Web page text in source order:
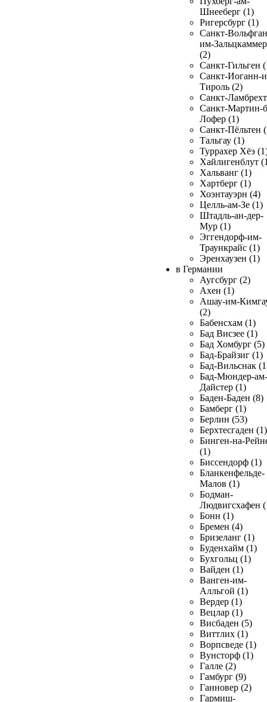
Шнееберг (1)
Ригерсбург (1)
Санкт-
им-
(2)
Санкт-Гильген
Санкт-Иоганн-
Тироль (2)
Санкт-
Санкт-Мартин-
Лофер (1)
Санкт-Пёльтен
Тальгау (1)
Туррахер Хёэ
Хайлигенблут
Хальванг (1)
Хартберг (1)
Хоэнтауэрн (4)
Целль-ам-Зе (1)
Штадль-ан-дер-
Мур (1)
Эггендорф-им-
Траункрайс (1)
Эренхаузен (1)
в Германии
Аугсбург (2)
Ахен (1)
Ашау-им-
(2)
Бабенсхам (1)
Бад Висзее (1)
Бад Хомбург (5)
Бад-Брайзиг (1)
Бад-Вильснак
Бад-Мюндер-ам-
Дайстер (1)
Баден-Баден (8)
Бамберг (1)
Берлин (53)
Берхтесгаден (1)
Бинген-на-
(1)
Биссендорф (1)
Бланкенфельде-
Малов (1)
Бодман-
Людвигсхафен
Бонн (1)
Бремен (4)
Бризеланг (1)
Буденхайм (1)
Бухгольц (1)
Вайден (1)
Ванген-им-
Алльгой (1)
Вердер (1)
Вецлар (1)
Висбаден (5)
Виттлих (1)
Ворпсведе (1)
Вунсторф (1)
Галле (2)
Гамбург (9)
Ганновер (2)
Гармиш-